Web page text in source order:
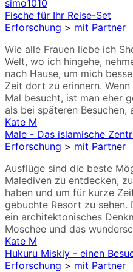
simo1010
Fische für Ihr Reise-Set
Erforschung > mit Partner
Wie alle Frauen liebe ich
Welt, wo ich hingehe,
nach Hause, um mich
Zeit dort zu erinnern.
Mal besucht, ist man eher
als bei späteren Besuchen,
Kate M
Male - Das islamische
Erforschung > mit Partner
Ausflüge sind die beste
Malediven zu entdecken,
haben und um für kurze
gebuchte Resort zu sehen.
ein architektonisches
Moschee und das
Kate M
Hukuru Miskiy - einen
Erforschung > mit Partner